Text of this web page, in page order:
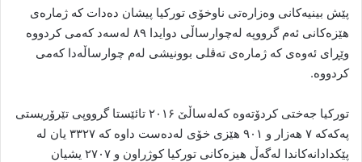
پێش بینیەکانی وەزارەتی ناوخۆی تورکیا پیشان دەدات کە ژمارەی
هێزەکانی ئەم گرووپە لەچوارساڵی دوایدا ۸۹ لەسەد کەمی کردووە
وێڕای ئەوەی کە ژمارەی تەڤلی بوونیشی لەم چوارساڵەدا کەمی
کردووە.
تورکیا جەختی کردۆتەوە کەلەساڵێ ۲۰۱۶ تائێستا گرووپی تێرۆریستی
پەکەکە ۷ هەزار و ۹۰۱ هێزی خۆی لەدەست داوە کە ۳۳۲۷ یان لە
پێکدادانەکاندا لەگەڵ هیزەکانی تورکیا کوژراون و ۲۷۰۷ یشیان